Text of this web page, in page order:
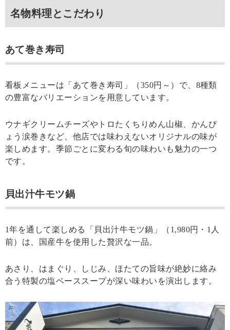
名物料理とこだわり
あて巻き寿司
看板メニューは「あて巻き寿司」（350円～）で、8種類
の豊富なバリエーションを用意しています。
ウナギクリームチーズやトロたくちりめん山椒、かんぴ
ょう涙巻きなど、他店では味わえないオリジナルの味が
楽しめます。季節ごとに変わる旬の味わいも魅力の一つ
です。
貝出汁牛モツ鍋
1年を通して楽しめる「貝出汁牛モツ鍋」（1,980円・1人
前）は、国産牛を使用した贅沢な一品。
あさり、はまぐり、しじみ、ほたての旨味が絶妙に絡み
合う特製の塩ベーススープが深い味わいを演出します。